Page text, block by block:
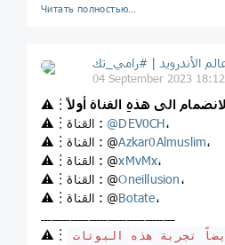
Читать полностью…
04 September 2023 18:12
⚠️︙
⚠️︙القناة : @DEV0CH،
⚠️︙القناة : @Azkar0Almuslim،
⚠️︙القناة : @xMvMx،
⚠️︙القناة : @Oneillusion،
⚠️︙القناة : @Botate،
ــــــــــــــــــــــــــــــــــــ
⚠️︙